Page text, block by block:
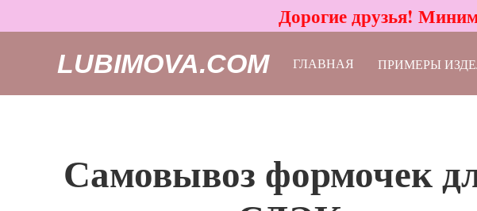
Дорогие друзья!
LUBIMOVA.COM ГЛАВНАЯ ПРИМЕРЫ
Самовывоз формочек